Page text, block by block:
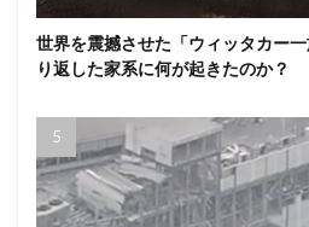
世界を震撼させた「ウィッタカー
り返した家系に何が起きたのか？